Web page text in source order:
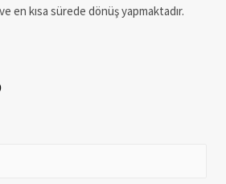
en kısa sürede dönüş yapmaktadır.